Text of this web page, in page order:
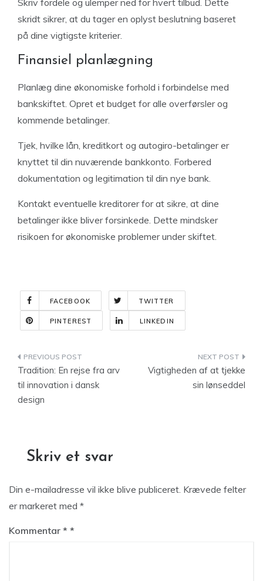
Skriv fordele og ulemper ned for hvert tilbud. Dette
skridt sikrer, at du tager en oplyst beslutning baseret
på dine vigtigste kriterier.
Finansiel planlægning
Planlæg dine økonomiske forhold i forbindelse med
bankskiftet. Opret et budget for alle overførsler og
kommende betalinger.
Tjek, hvilke lån, kreditkort og autogiro-betalinger er
knyttet til din nuværende bankkonto. Forbered
dokumentation og legitimation til din nye bank.
Kontakt eventuelle kreditorer for at sikre, at dine
betalinger ikke bliver forsinkede. Dette mindsker
risikoen for økonomiske problemer under skiftet.
FACEBOOK TWITTER
PINTEREST LINKEDIN
Indlægsnavigation
Tradition: En rejse fra arv
til innovation i dansk
design
Vigtigheden af at tjekke
sin lønseddel
Skriv et svar
Din e-mailadresse vil ikke blive publiceret. Krævede felter
er markeret med *
Kommentar *